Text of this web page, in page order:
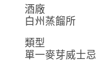
酒廠
白州蒸餾所
類型
單一麥芽威士忌